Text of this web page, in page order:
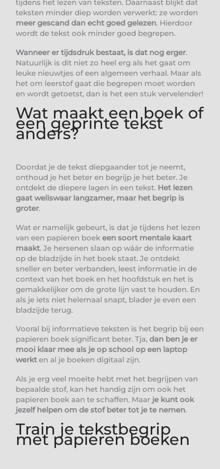
tijdens het lezen van teksten. Daarnaast blijkt dat
teksten minder diep worden verwerkt: ze worden
meer gescand dan echt goed gelezen. Hierdoor
wordt de tekst ook minder goed begrepen.
Wanneer er tijdsdruk bestaat, is dat nog erger.
Natuurlijk is dit niet zo heel erg als het gaat om
leuke nieuwtjes of een algemeen verhaal. Maar als
het om leerstof gaat die begrepen moet worden
en wordt getoetst, dan is het een stuk vervelender!
Wat maakt een boek of
een geprinte tekst
anders?
Doordat je de tekst diepgaander tot je neemt,
onthoud je het beter en begrijp je het beter. Je
ontdekt de diepere lagen in een tekst. Het lezen
gaat weliswaar langzamer, maar het begrip is
groter.
Wat er namelijk gebeurt, is dat je tijdens het lezen
van een papieren boek een soort mentale kaart
maakt. Je hersenen slaan op wáár de informatie
op de bladzijde in het boek staat. Je ontdekt
sneller en beter verbanden, leest informatie in de
context van het boek en het hoofdstuk en het is
gemakkelijker om de grote lijn vast te houden. En
als je iets niet helemaal snapt, blader je even een
bladzijde terug.
Vooral bij informatieve teksten is het begrip bij een
papieren boek significant beter. Tja, dan ben je er
mooi klaar mee als je op school op een laptop
werkten al je boeken digitaal zijn.
Als je erg veel moeite hebt met het begrijpen van
bepaalde stof, kan het handig zijn om ook het
papieren boek aan te schaffen. Maar je kunt ook
jezelf helpen om de stof beter tot je te nemen.
Train je tekstbegrip
met papieren boeken